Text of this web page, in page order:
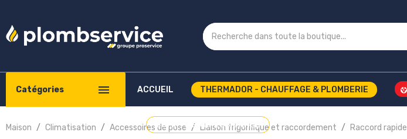
Catégories ACCUEIL THERMADOR - CHAUFFAGE & PLOMBERIE
COMPTE PROFESSIONNEL
Maison Climatisation Accessoires de pose Liaison frigorifique et raccordement Raccord rapide